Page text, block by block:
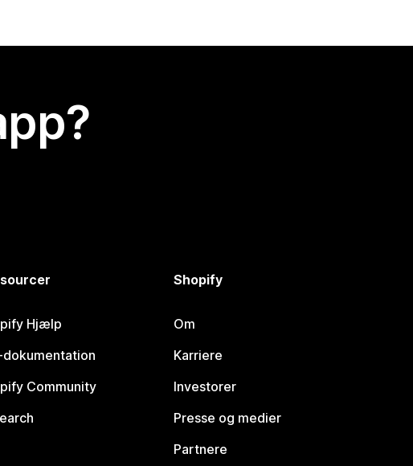
Hjælp
dokumentation
Community
Shopify
Om
Karriere
Investorer
Presse og medier
Partnere